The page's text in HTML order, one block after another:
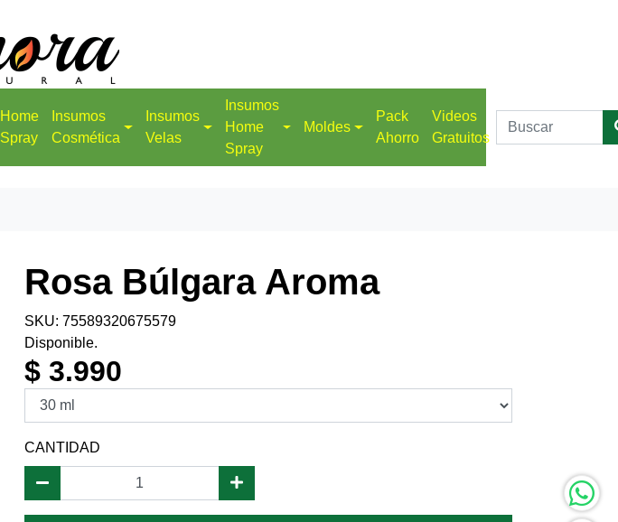
Home
Spray
Insumos
Cosmética
Insumos
Velas
Insumos
Home
Spray
Moldes
Pack
Ahorro
Videos
Gratuitos
Rosa Búlgara Aroma
SKU: 75589320675579
Disponible.
$ 3.990
CANTIDAD